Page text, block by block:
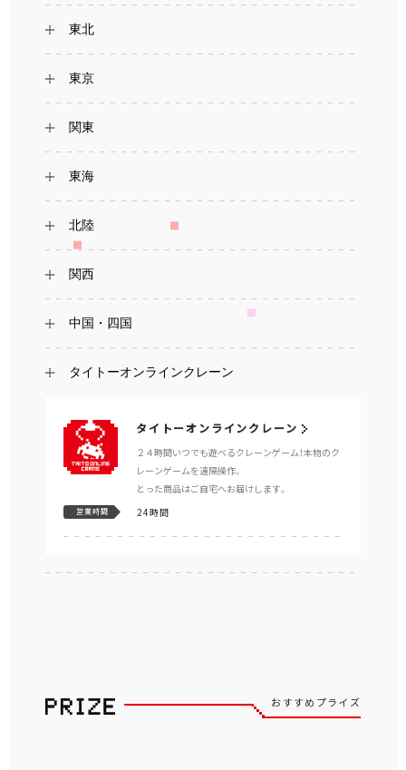
東北
東京
関東
東海
北陸
関西
中国・四国
タイトーオンラインクレーン
タイトーオンラインクレーン
２４時間いつでも遊べるクレーンゲーム！本物のク
レーンゲームを遠隔操作。
とった商品はご自宅へお届けします。
営業時間 24時間
おすすめプライズ